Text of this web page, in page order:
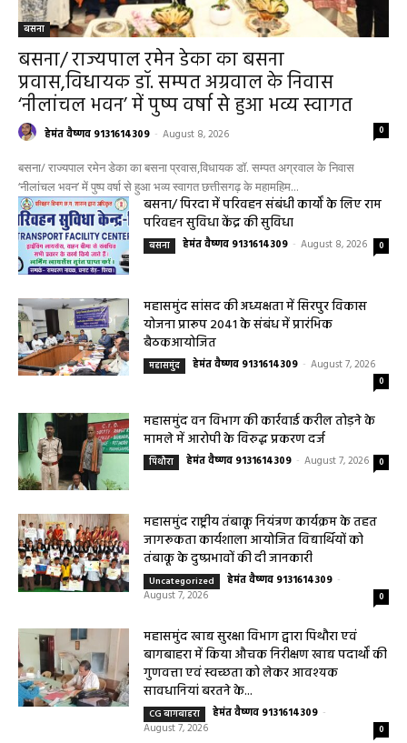
बसना
बसना/ राज्यपाल रमेन डेका का बसना
प्रवास,विधायक डॉ. सम्पत अग्रवाल के निवास
‘नीलांचल भवन’ में पुष्प वर्षा से हुआ भव्य स्वागत
हेमंत वैष्णव 9131614309 - August 8, 2026 0
बसना/ राज्यपाल रमेन डेका का बसना प्रवास,विधायक डॉ. सम्पत अग्रवाल के निवास
‘नीलांचल भवन’ में पुष्प वर्षा से हुआ भव्य स्वागत छत्तीसगढ़ के महामहिम...
बसना/ पिरदा में परिवहन संबंधी कार्यों के लिए राम
परिवहन सुविधा केंद्र की सुविधा
बसना हेमंत वैष्णव 9131614309 - August 8, 2026 0
महासमुंद सांसद की अध्यक्षता में सिरपुर विकास
योजना प्रारूप 2041 के संबंध में प्रारंभिक
बैठकआयोजित
महासमुंद हेमंत वैष्णव 9131614309 - August 7, 2026
0
महासमुंद वन विभाग की कार्रवाई करील तोड़ने के
मामले में आरोपी के विरुद्ध प्रकरण दर्ज
पिथौरा हेमंत वैष्णव 9131614309 - August 7, 2026 0
महासमुंद राष्ट्रीय तंबाकू नियंत्रण कार्यक्रम के तहत
जागरूकता कार्यशाला आयोजित विद्यार्थियों को
तंबाकू के दुष्प्रभावों की दी जानकारी
Uncategorized हेमंत वैष्णव 9131614309 -
August 7, 2026
0
महासमुंद खाद्य सुरक्षा विभाग द्वारा पिथौरा एवं
बागबाहरा में किया औचक निरीक्षण खाद्य पदार्थों की
गुणवत्ता एवं स्वच्छता को लेकर आवश्यक
सावधानियां बरतने के...
CG बागबाहरा हेमंत वैष्णव 9131614309 -
August 7, 2026
0